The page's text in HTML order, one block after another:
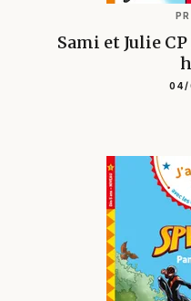
Sami et Julie
04/